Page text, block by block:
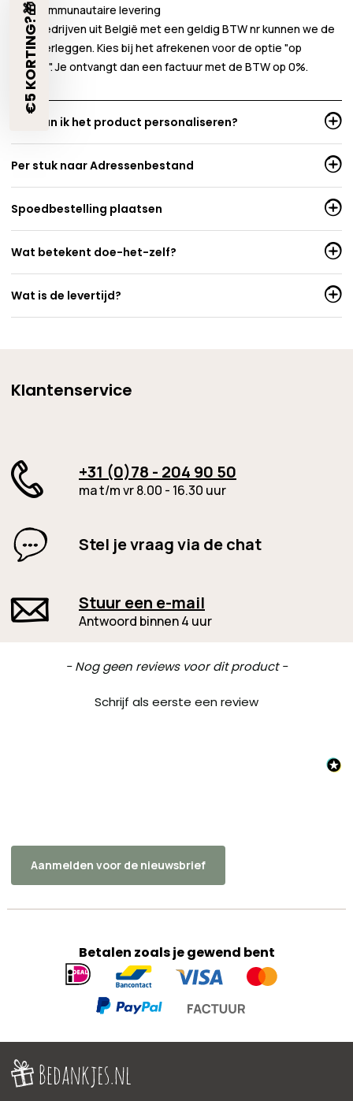
Intracommunautaire levering
Voor bedrijven uit België met een geldig BTW nr kunnen we de
BTW verleggen. Kies bij het afrekenen voor de optie "op
factuur". Je ontvangt dan een factuur met de BTW op 0%.
Hoe kan ik het product personaliseren?
Per stuk naar Adressenbestand
Spoedbestelling plaatsen
Wat betekent doe-het-zelf?
Wat is de levertijd?
Klantenservice
+31 (0)78 - 204 90 50
ma t/m vr 8.00 - 16.30 uur
Stel je vraag via de chat
Stuur een e-mail
Antwoord binnen 4 uur
- Nog geen reviews voor dit product -
Schrijf als eerste een review
New content loaded
Betalen zoals je gewend bent
Geaccepteerde
betaalmethoden
Aanmelden voor de nieuwsbrief
€5 KORTING?🎁